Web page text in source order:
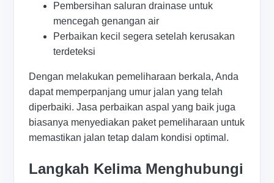
Pembersihan saluran drainase untuk
mencegah genangan air
Perbaikan kecil segera setelah kerusakan
terdeteksi
Dengan melakukan pemeliharaan berkala, Anda
dapat memperpanjang umur jalan yang telah
diperbaiki. Jasa perbaikan aspal yang baik juga
biasanya menyediakan paket pemeliharaan untuk
memastikan jalan tetap dalam kondisi optimal.
Langkah Kelima Menghubungi